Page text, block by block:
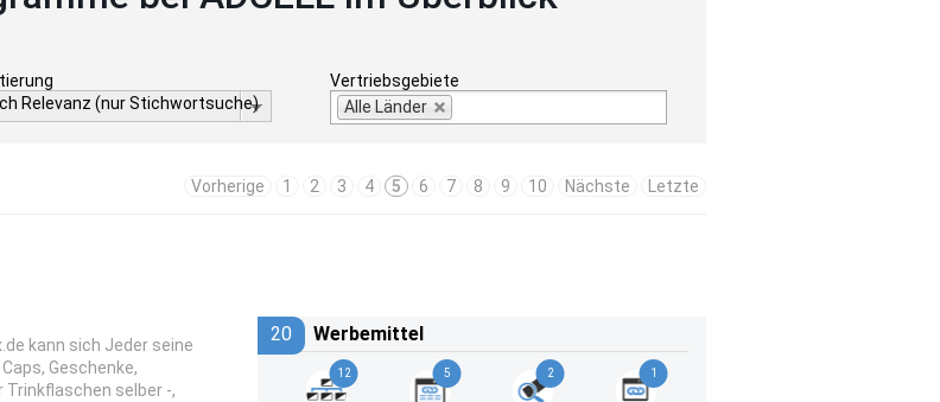
Relevanz (nur Stichwortsuche)
Vertriebsgebiete
Alle Länder
Vorherige 1 2 3 4 5 6 7 8 9 10 Nächste Letzte
kann sich Jeder seine
Geschenke,
selber -,
20 Werbemittel
12 5 2 1